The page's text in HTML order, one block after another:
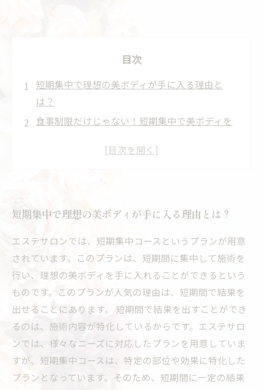
目次
短期集中で理想の美ボディが手に入る理由と
は？
食事制限だけじゃない！短期集中で美ボディを
短期間で理想の美ボディを手にするために必要
短期集中で理想の美ボディを手に入れた人たち
短期集中で理想の美ボディが手に入る理由とは？
エステサロンでは、短期集中コースというプランが用意
されています。このプランは、短期間に集中して施術を
行い、理想の美ボディを手に入れることができるという
ものです。このプランが人気の理由は、短期間で結果を
出せることにあります。 短期間で結果を出すことができ
るのは、施術内容が特化しているからです。エステサロ
ンでは、様々なニーズに対応したプランを用意していま
すが、短期集中コースは、特定の部位や効果に特化した
プランとなっています。そのため、短期間に一定の結果